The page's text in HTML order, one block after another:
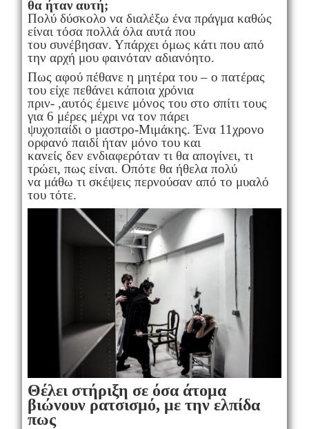
θα ήταν αυτή;
Πολύ δύσκολο να διαλέξω ένα πράγμα καθώς
είναι τόσα πολλά όλα αυτά που
του συνέβησαν. Υπάρχει όμως κάτι που από
την αρχή μου φαινόταν αδιανόητο.
Πως αφού πέθανε η μητέρα του – ο πατέρας
του είχε πεθάνει κάποια χρόνια
πριν- ,αυτός έμεινε μόνος του στο σπίτι τους
για 6 μέρες μέχρι να τον πάρει
ψυχοπαίδι ο μαστρο-Μιμάκης. Ένα 11χρονο
ορφανό παιδί ήταν μόνο του και
κανείς δεν ενδιαφερόταν τι θα απογίνει, τι
τρώει, πως είναι. Οπότε θα ήθελα πολύ
να μάθω τι σκέψεις περνούσαν από το μυαλό
του τότε.
Θέλει στήριξη σε όσα άτομα
βιώνουν ρατσισμό, με την ελπίδα
πως